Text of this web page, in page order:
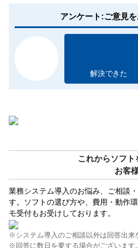
アンケート:ご意見
解決できた
これからソフト
お客
業務システム導入のお悩み、ご相談
す。ソフトの選び方や、費用・動作
モ受付もお受けしております。
※システム導入のご相談以外は回答出来
※回答に数日を要する場合がございます。